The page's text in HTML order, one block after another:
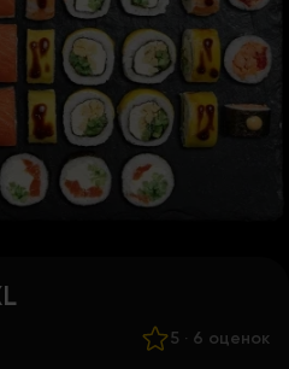
5 · 6 оценок